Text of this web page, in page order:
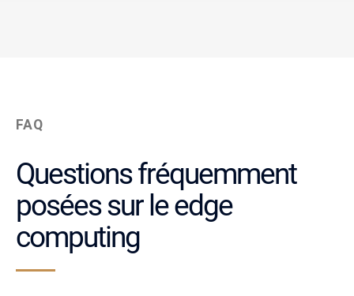
FAQ
Questions fréquemment
posées sur le edge
computing